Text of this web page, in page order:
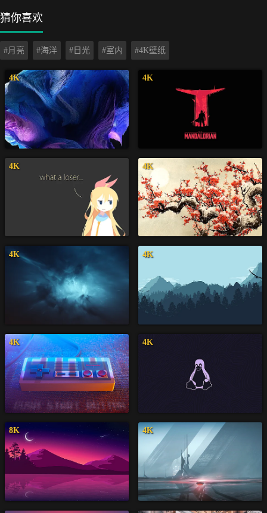
猜你喜欢
#月亮 #海洋 #日光 #室内 #4K壁纸
4K 4K
4K 4K
4K 4K
4K 4K
8K 4K